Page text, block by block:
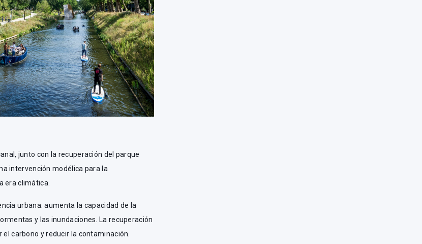
junto con la recuperación del parque
intervención modélica para la
era climática.
urbana: aumenta la capacidad de la
y las inundaciones. La recuperación
carbono y reducir la contaminación.